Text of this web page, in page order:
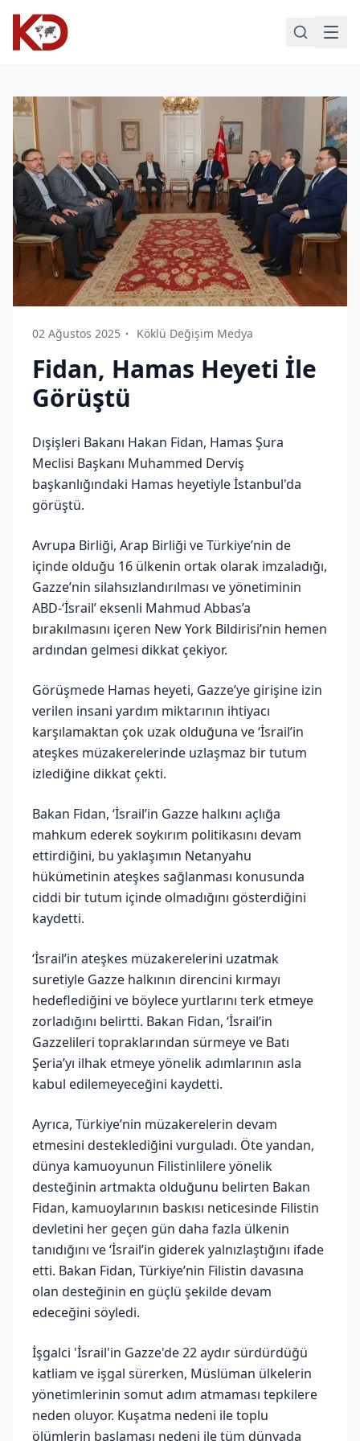
02 Ağustos 2025 Köklü Değişim Medya
Fidan, Hamas Heyeti İle
Görüştü
Dışişleri Bakanı Hakan Fidan, Hamas Şura
Meclisi Başkanı Muhammed Derviş
başkanlığındaki Hamas heyetiyle İstanbul'da
görüştü.
Avrupa Birliği, Arap Birliği ve Türkiye’nin de
içinde olduğu 16 ülkenin ortak olarak imzaladığı,
Gazze’nin silahsızlandırılması ve yönetiminin
ABD-‘İsrail’ eksenli Mahmud Abbas’a
bırakılmasını içeren New York Bildirisi’nin hemen
ardından gelmesi dikkat çekiyor.
Görüşmede Hamas heyeti, Gazze’ye girişine izin
verilen insani yardım miktarının ihtiyacı
karşılamaktan çok uzak olduğuna ve ‘İsrail’in
ateşkes müzakerelerinde uzlaşmaz bir tutum
izlediğine dikkat çekti.
Bakan Fidan, ‘İsrail’in Gazze halkını açlığa
mahkum ederek soykırım politikasını devam
ettirdiğini, bu yaklaşımın Netanyahu
hükümetinin ateşkes sağlanması konusunda
ciddi bir tutum içinde olmadığını gösterdiğini
kaydetti.
‘İsrail’in ateşkes müzakerelerini uzatmak
suretiyle Gazze halkının direncini kırmayı
hedeflediğini ve böylece yurtlarını terk etmeye
zorladığını belirtti. Bakan Fidan, ‘İsrail’in
Gazzelileri topraklarından sürmeye ve Batı
Şeria’yı ilhak etmeye yönelik adımlarının asla
kabul edilemeyeceğini kaydetti.
Ayrıca, Türkiye’nin müzakerelerin devam
etmesini desteklediğini vurguladı. Öte yandan,
dünya kamuoyunun Filistinlilere yönelik
desteğinin artmakta olduğunu belirten Bakan
Fidan, kamuoylarının baskısı neticesinde Filistin
devletini her geçen gün daha fazla ülkenin
tanıdığını ve ‘İsrail’in giderek yalnızlaştığını ifade
etti. Bakan Fidan, Türkiye’nin Filistin davasına
olan desteğinin en güçlü şekilde devam
edeceğini söyledi.
İşgalci 'İsrail'in Gazze'de 22 aydır sürdürdüğü
katliam ve işgal sürerken, Müslüman ülkelerin
yönetimlerinin somut adım atmaması tepkilere
neden oluyor. Kuşatma nedeni ile toplu
ölümlerin başlaması nedeni ile tüm dünyada